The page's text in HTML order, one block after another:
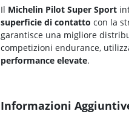
Il Michelin Pilot Super Sport
superficie di contatto con la
garantisce una migliore
competizioni endurance,
performance elevate.
Informazioni